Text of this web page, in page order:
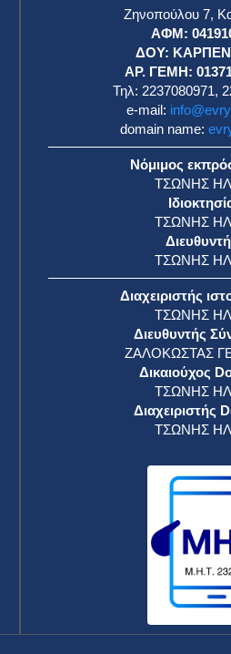
Ζηνοπούλου 7,
ΑΦΜ:
ΔΟΥ:
ΑΡ. ΓΕΜΗ:
Τηλ: 2237080971,
e-mail:
domain name:
Νόμιμος
ΤΣΩΝΗΣ
ΤΣΩΝΗΣ
ΤΣΩΝΗΣ
Διαχειριστής
ΤΣΩΝΗΣ
Διευθυντής
ΖΑΛΟΚΩΣΤΑΣ
Δικαιούχος
ΤΣΩΝΗΣ
Διαχειριστής
ΤΣΩΝΗΣ